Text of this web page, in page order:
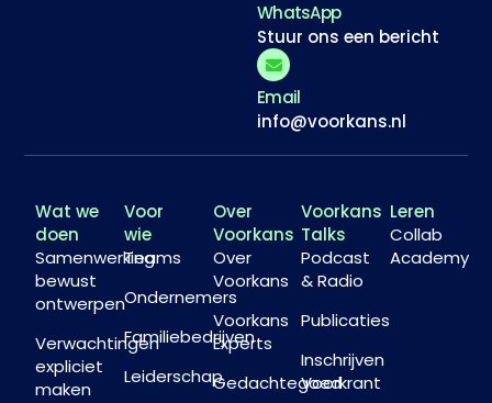
WhatsApp
Stuur ons een bericht
Email
info@voorkans.nl
Wat we
doen
Samenwerking
bewust
ontwerpen
Verwachtingen
expliciet
maken
Voor
wie
Teams
Ondernemers
Familiebedrijven
Leiderschap
Over
Voorkans
Over
Voorkans
Voorkans
Experts
Gedachtegoed
Voorkans
Talks
Podcast
& Radio
Publicaties
Inschrijven
Voorkrant
Leren
Collab
Academy